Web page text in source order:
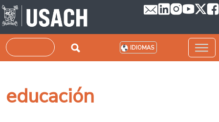
Pasar al contenido principal
Buscar IDIOMAS
educación